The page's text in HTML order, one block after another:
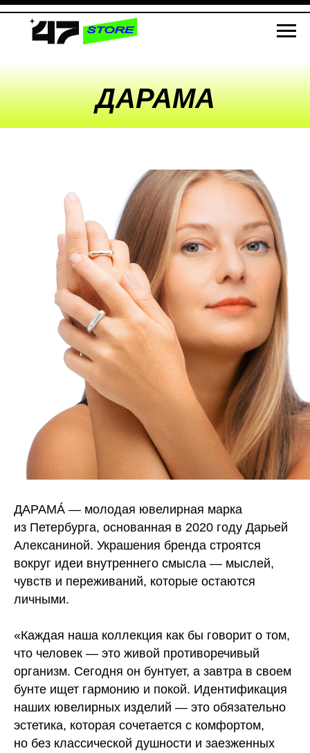
ДАРАМА
ДАРАМÁ — молодая ювелирная марка
из Петербурга, основанная в 2020 году Дарьей
Алексаниной. Украшения бренда строятся
вокруг идеи внутреннего смысла — мыслей,
чувств и переживаний, которые остаются
личными.
«Каждая наша коллекция как бы говорит о том,
что человек — это живой противоречивый
организм. Сегодня он бунтует, а завтра в своем
бунте ищет гармонию и покой. Идентификация
наших ювелирных изделий — это обязательно
эстетика, которая сочетается с комфортом,
но без классической душности и заезженных